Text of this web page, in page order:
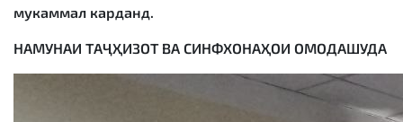
мукаммал карданд.
НАМУНАИ ТАҶҲИЗОТ ВА СИНФХОНАҲОИ ОМОДАШУДА